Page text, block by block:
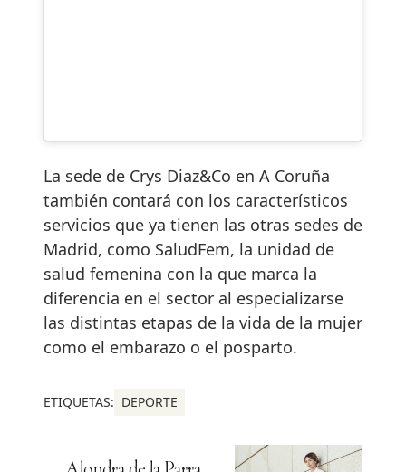
La sede de Crys Diaz&Co en A Coruña
también contará con los característicos
servicios que ya tienen las otras sedes de
Madrid, como SaludFem, la unidad de
salud femenina con la que marca la
diferencia en el sector al especializarse
las distintas etapas de la vida de la mujer
como el embarazo o el posparto.
ETIQUETAS: DEPORTE